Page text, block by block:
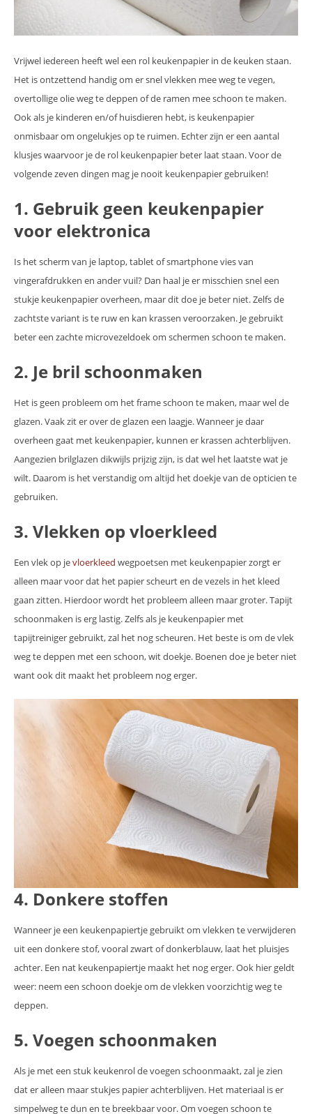
Vrijwel iedereen heeft wel een rol keukenpapier in de keuken staan.
Het is ontzettend handig om er snel vlekken mee weg te vegen,
overtollige olie weg te deppen of de ramen mee schoon te maken.
Ook als je kinderen en/of huisdieren hebt, is keukenpapier
onmisbaar om ongelukjes op te ruimen. Echter zijn er een aantal
klusjes waarvoor je de rol keukenpapier beter laat staan. Voor de
volgende zeven dingen mag je nooit keukenpapier gebruiken!
1. Gebruik geen keukenpapier
voor elektronica
Is het scherm van je laptop, tablet of smartphone vies van
vingerafdrukken en ander vuil? Dan haal je er misschien snel een
stukje keukenpapier overheen, maar dit doe je beter niet. Zelfs de
zachtste variant is te ruw en kan krassen veroorzaken. Je gebruikt
beter een zachte microvezeldoek om schermen schoon te maken.
2. Je bril schoonmaken
Het is geen probleem om het frame schoon te maken, maar wel de
glazen. Vaak zit er over de glazen een laagje. Wanneer je daar
overheen gaat met keukenpapier, kunnen er krassen achterblijven.
Aangezien brilglazen dikwijls prijzig zijn, is dat wel het laatste wat je
wilt. Daarom is het verstandig om altijd het doekje van de opticien te
gebruiken.
3. Vlekken op vloerkleed
Een vlek op jevloerkleed wegpoetsen met keukenpapier zorgt er
alleen maar voor dat het papier scheurt en de vezels in het kleed
gaan zitten. Hierdoor wordt het probleem alleen maar groter. Tapijt
schoonmaken is erg lastig. Zelfs als je keukenpapier met
tapijtreiniger gebruikt, zal het nog scheuren. Het beste is om de vlek
weg te deppen met een schoon, wit doekje. Boenen doe je beter niet
want ook dit maakt het probleem nog erger.
4. Donkere stoffen
Wanneer je een keukenpapiertje gebruikt om vlekken te verwijderen
uit een donkere stof, vooral zwart of donkerblauw, laat het pluisjes
achter. Een nat keukenpapiertje maakt het nog erger. Ook hier geldt
weer: neem een schoon doekje om de vlekken voorzichtig weg te
deppen.
5. Voegen schoonmaken
Als je met een stuk keukenrol de voegen schoonmaakt, zal je zien
dat er alleen maar stukjes papier achterblijven. Het materiaal is er
simpelweg te dun en te breekbaar voor. Om voegen schoon te